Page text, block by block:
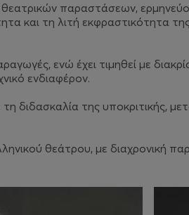
παραστάσεων,
και τη λιτή εκφραστικότητα
ενώ έχει τιμηθεί με
ενδιαφέρον.
διδασκαλία της υποκριτικής,
θεάτρου, με διαχρονική